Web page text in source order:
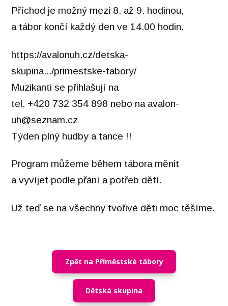
Příchod je možný mezi 8. až 9. hodinou,
a tábor končí každý den ve 14.00 hodin.
https://avalonuh.cz/detska-
skupina.../primestske-tabory/
Muzikanti se přihlašují na
tel. +420 732 354 898 nebo na avalon-
uh@seznam.cz
Týden plný hudby a tance !!
Program můžeme během tábora měnit
a vyvíjet podle přání a potřeb dětí.
Už teď se na všechny tvořivé děti moc těšíme.
Zpět na Příměstské tábory
Dětská skupina